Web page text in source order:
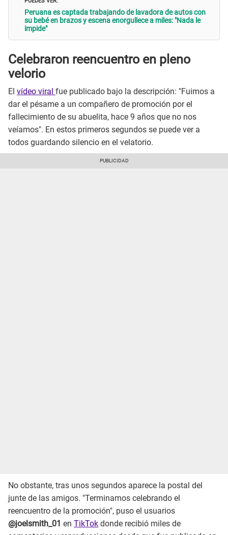
Peruana es captada trabajando de lavadora de autos con
su bebé en brazos y escena enorgullece a miles: "Nada le
impide"
Celebraron reencuentro en pleno
velorio
El vídeo viral fue publicado bajo la descripción: "Fuimos a
dar el pésame a un compañero de promoción por el
fallecimiento de su abuelita, hace 9 años que no nos
veíamos". En estos primeros segundos se puede ver a
todos guardando silencio en el velatorio.
No obstante, tras unos segundos aparece la postal del
junte de las amigos. "Terminamos celebrando el
reencuentro de la promoción", puso el usuarios
@joelsmith_01 en TikTok donde recibió miles de